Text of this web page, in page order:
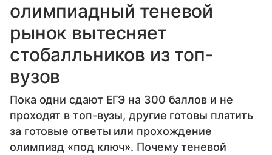
олимпиадный теневой
рынок вытесняет
стобалльников из топ-
вузов
Пока одни сдают ЕГЭ на 300 баллов и не
проходят в топ-вузы, другие готовы платить
за готовые ответы или прохождение
олимпиад «под ключ». Почему теневой